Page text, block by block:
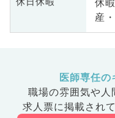
産
医師専任
職場の雰囲気や人
求人票に掲載され